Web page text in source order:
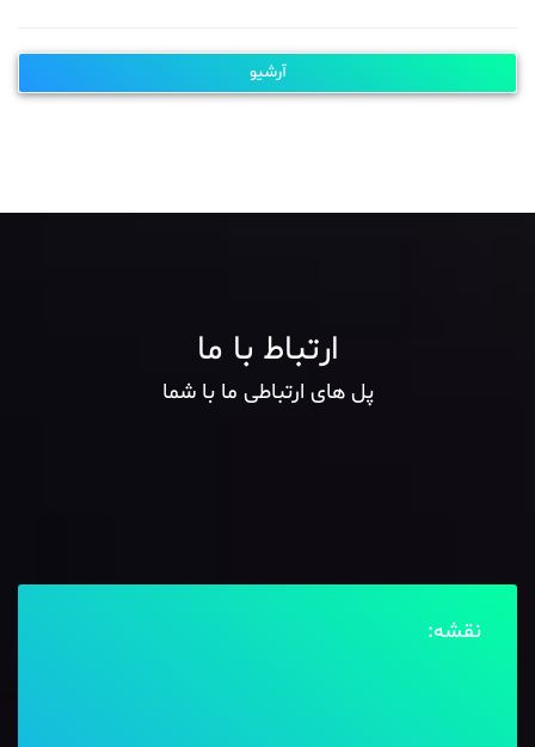
آرشیو
ارتباط با ما
پل های ارتباطی ما با شما
نقشه: